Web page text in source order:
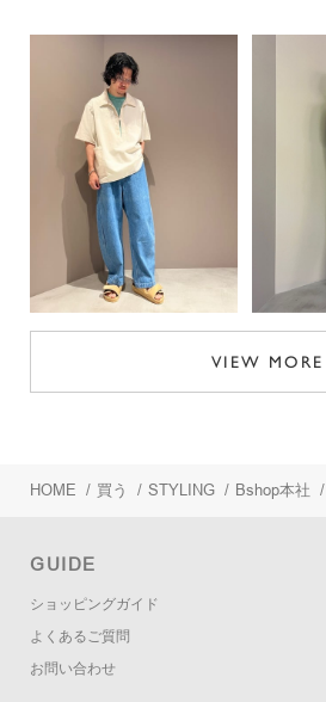
VIEW MORE
HOME / 買う / STYLING / Bshop本社 /
GUIDE
ショッピングガイド
よくあるご質問
お問い合わせ